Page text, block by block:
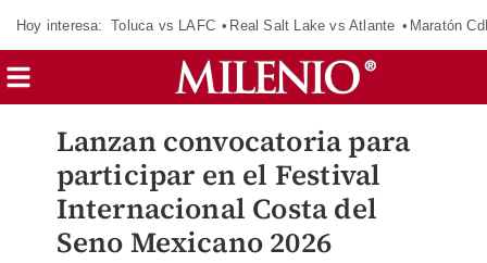
Hoy interesa: Toluca vs LAFC Real Salt Lake vs Atlante Maratón
Lanzan convocatoria para
participar en el Festival
Internacional Costa del
Seno Mexicano 2026